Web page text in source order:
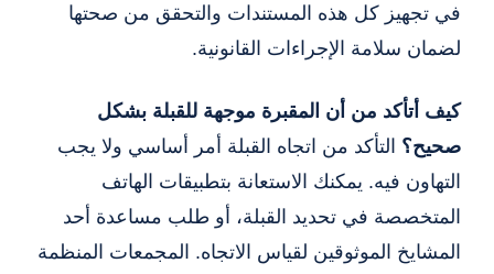
في تجهيز كل هذه المستندات والتحقق من صحتها
لضمان سلامة الإجراءات القانونية.
كيف أتأكد من أن المقبرة موجهة للقبلة بشكل
صحيح؟ التأكد من اتجاه القبلة أمر أساسي ولا يجب
التهاون فيه. يمكنك الاستعانة بتطبيقات الهاتف
المتخصصة في تحديد القبلة، أو طلب مساعدة أحد
المشايخ الموثوقين لقياس الاتجاه. المجمعات المنظمة